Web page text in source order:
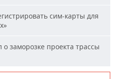
сим-карты для
о заморозке проекта трассы